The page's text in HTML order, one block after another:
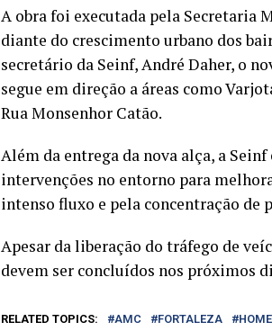
A obra foi executada pela Secretaria
diante do crescimento urbano dos
secretário da Seinf, André Daher, o
segue em direção a áreas como
Rua Monsenhor Catão.
Além da entrega da nova alça, a
intervenções no entorno para
intenso fluxo e pela concentração de
Apesar da liberação do tráfego de
devem ser concluídos nos próximos
RELATED TOPICS: AMC FORTALEZA HOME